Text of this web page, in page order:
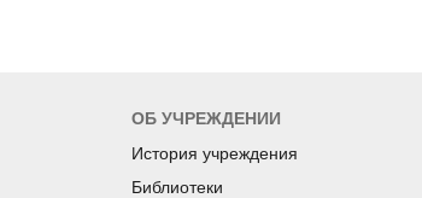
ОБ УЧРЕЖДЕНИИ
История учреждения
Библиотеки